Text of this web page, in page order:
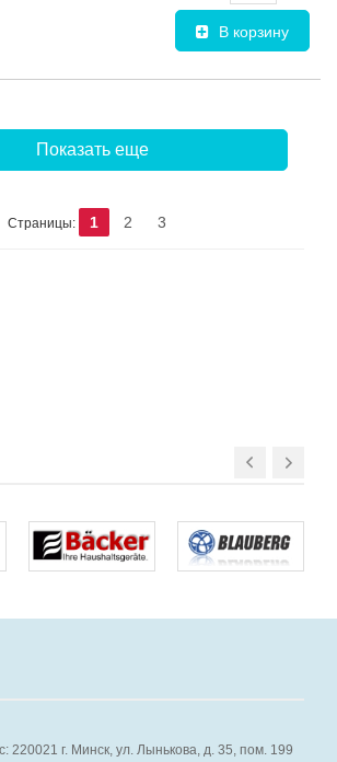
В корзину
Показать еще
Страницы: 1 2 3
220021 г. Минск, ул. Лынькова, д. 35, пом. 199